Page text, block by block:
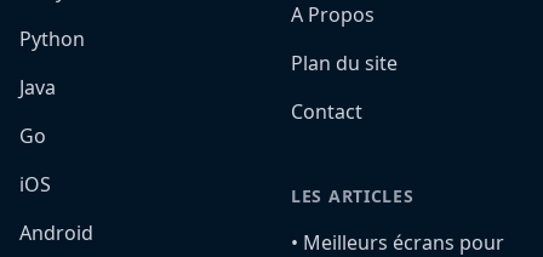
Python
Java
Go
iOS
Android
A Propos
Plan du site
Contact
LES ARTICLES
•️ Meilleurs écrans pour